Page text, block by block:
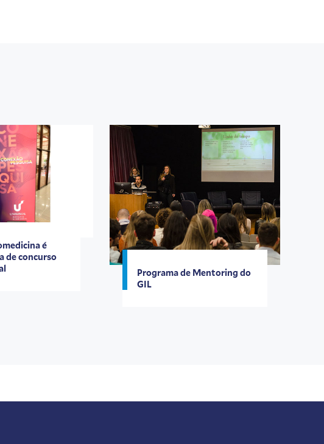
é
de concurso
Programa de Mentoring do
GIL